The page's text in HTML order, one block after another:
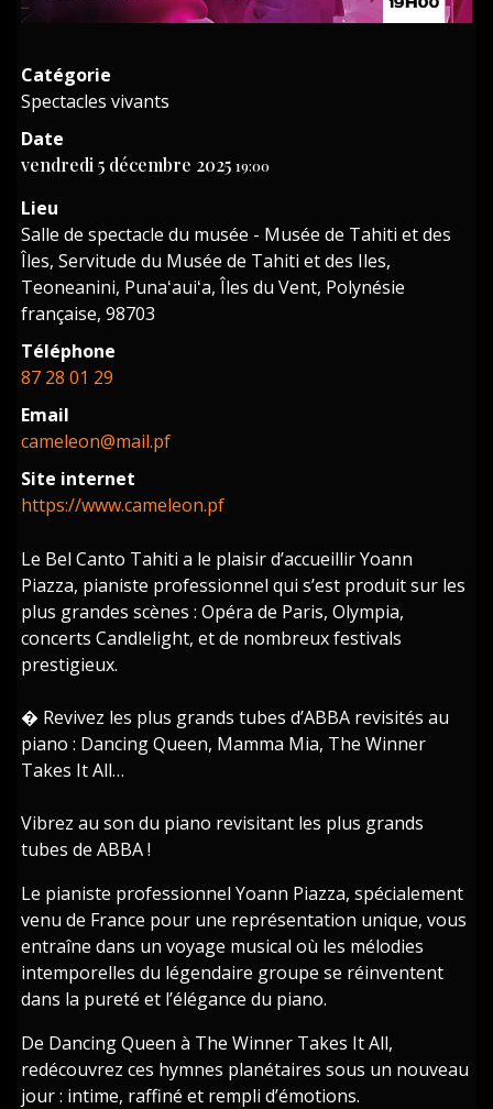
Catégorie
Spectacles vivants
Date
vendredi 5 décembre 2025 19:00
Lieu
Salle de spectacle du musée - Musée de Tahiti et des
Îles, Servitude du Musée de Tahiti et des Iles,
Teoneanini, Punaʻauiʻa, Îles du Vent, Polynésie
française, 98703
Téléphone
87 28 01 29
Email
cameleon@mail.pf
Site internet
https://www.cameleon.pf
Le Bel Canto Tahiti a le plaisir d’accueillir Yoann
Piazza, pianiste professionnel qui s’est produit sur les
plus grandes scènes : Opéra de Paris, Olympia,
concerts Candlelight, et de nombreux festivals
prestigieux.
� Revivez les plus grands tubes d’ABBA revisités au
piano : Dancing Queen, Mamma Mia, The Winner
Takes It All…
Vibrez au son du piano revisitant les plus grands
tubes de ABBA !
Le pianiste professionnel Yoann Piazza, spécialement
venu de France pour une représentation unique, vous
entraîne dans un voyage musical où les mélodies
intemporelles du légendaire groupe se réinventent
dans la pureté et l’élégance du piano.
De Dancing Queen à The Winner Takes It All,
redécouvrez ces hymnes planétaires sous un nouveau
jour : intime, raffiné et rempli d’émotions.